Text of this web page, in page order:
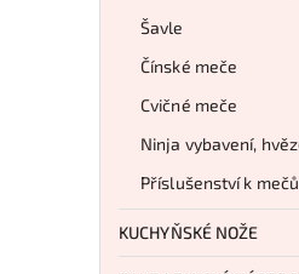
Šavle
Čínské meče
Cvičné meče
Ninja vybavení,
Příslušenství k
KUCHYŇSKÉ NOŽE